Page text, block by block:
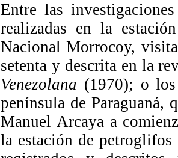
Entre las
realizadas en la
Nacional Morrocoy,
setenta y descrita en la
Venezolana (1970); o
península de Paraguaná,
Manuel Arcaya a
la estación de petroglifos